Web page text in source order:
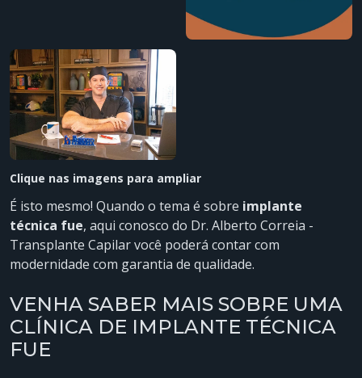
Clique nas imagens para ampliar
É isto mesmo! Quando o tema é sobre implante
técnica fue, aqui conosco do Dr. Alberto Correia -
Transplante Capilar você poderá contar com
modernidade com garantia de qualidade.
VENHA SABER MAIS SOBRE UMA
CLÍNICA DE IMPLANTE TÉCNICA
FUE